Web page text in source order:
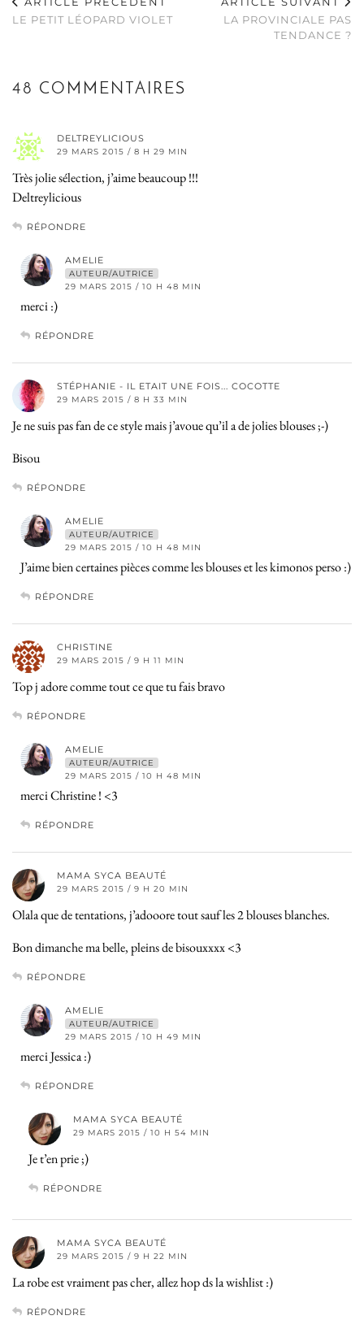
LE PETIT LÉOPARD VIOLET
LA PROVINCIALE PAS
TENDANCE ?
48 COMMENTAIRES
DELTREYLICIOUS
29 MARS 2015 / 8 H 29 MIN
Très jolie sélection, j’aime beaucoup !!!
Deltreylicious
RÉPONDRE
AMELIE
AUTEUR/AUTRICE
29 MARS 2015 / 10 H 48 MIN
merci :)
RÉPONDRE
STÉPHANIE - IL ETAIT UNE FOIS... COCOTTE
29 MARS 2015 / 8 H 33 MIN
Je ne suis pas fan de ce style mais j’avoue qu’il a de jolies blouses ;-)
Bisou
RÉPONDRE
AMELIE
AUTEUR/AUTRICE
29 MARS 2015 / 10 H 48 MIN
J’aime bien certaines pièces comme les blouses et les kimonos perso :)
RÉPONDRE
CHRISTINE
29 MARS 2015 / 9 H 11 MIN
Top j adore comme tout ce que tu fais bravo
RÉPONDRE
AMELIE
AUTEUR/AUTRICE
29 MARS 2015 / 10 H 48 MIN
merci Christine ! <3
RÉPONDRE
MAMA SYCA BEAUTÉ
29 MARS 2015 / 9 H 20 MIN
Olala que de tentations, j’adooore tout sauf les 2 blouses blanches.
Bon dimanche ma belle, pleins de bisouxxxx <3
RÉPONDRE
AMELIE
AUTEUR/AUTRICE
29 MARS 2015 / 10 H 49 MIN
merci Jessica :)
RÉPONDRE
MAMA SYCA BEAUTÉ
29 MARS 2015 / 10 H 54 MIN
Je t’en prie ;)
RÉPONDRE
MAMA SYCA BEAUTÉ
29 MARS 2015 / 9 H 22 MIN
La robe est vraiment pas cher, allez hop ds la wishlist :)
RÉPONDRE